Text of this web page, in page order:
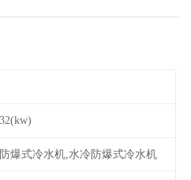
爆式冷水机,水冷防爆式冷水机